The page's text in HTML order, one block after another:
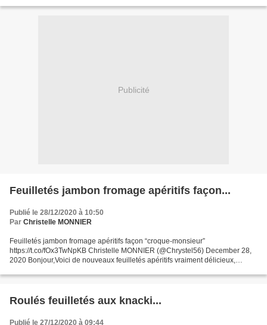
Publicité
Feuilletés jambon fromage apéritifs façon...
Publié le 28/12/2020 à 10:50
Par Christelle MONNIER
Feuilletés jambon fromage apéritifs façon “croque-monsieur”
https://t.co/fOx3TwNpKB Christelle MONNIER (@Chrystel56) December 28,
2020 Bonjour,Voici de nouveaux feuilletés apéritifs vraiment délicieux,
Roulés feuilletés aux knacki...
Publié le 27/12/2020 à 09:44